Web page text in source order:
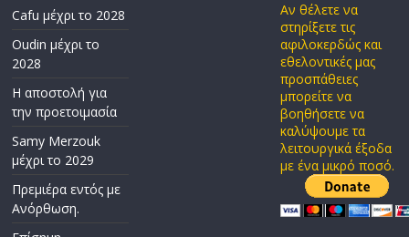
Cafu μέχρι το 2028
Oudin μέχρι το
2028
Η αποστολή για
την προετοιμασία
Samy Merzouk
μέχρι το 2029
Πρεμιέρα εντός με
Ανόρθωση.
Αν θέλετε να
στηρίξετε τις
αφιλοκερδώς και
εθελοντικές μας
προσπάθειες
μπορείτε να
βοηθήσετε να
καλύψουμε τα
λειτουργικά έξοδα
με ένα μικρό ποσό.